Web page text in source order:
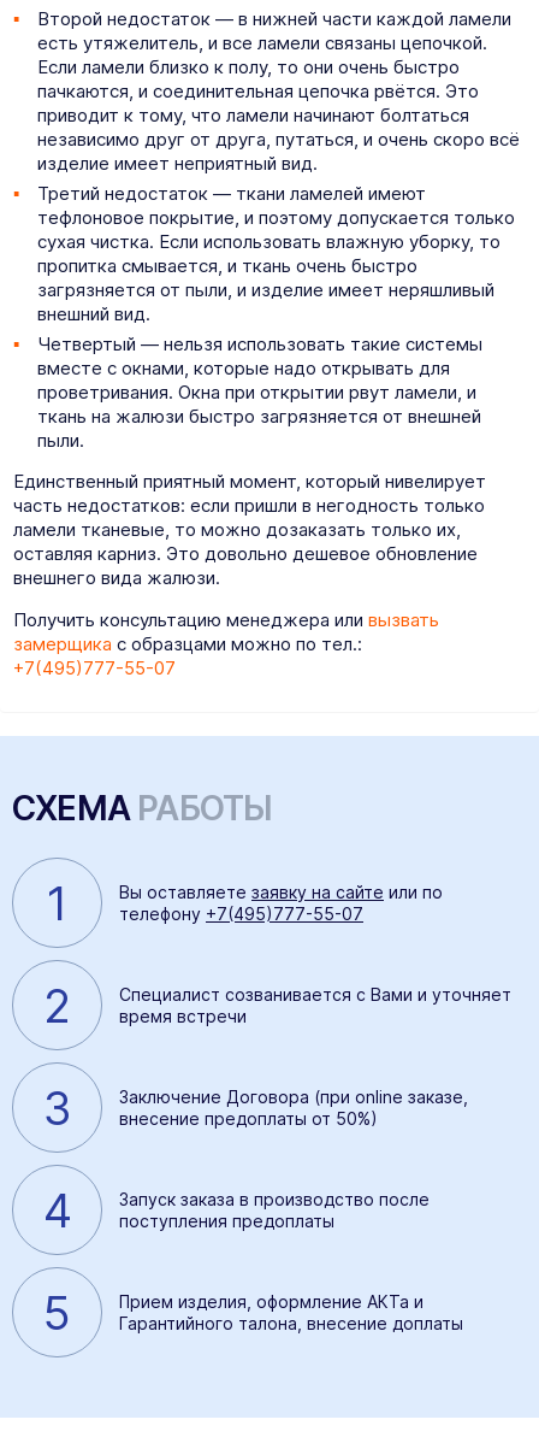
Второй недостаток — в нижней части каждой ламели
есть утяжелитель, и все ламели связаны цепочкой.
Если ламели близко к полу, то они очень быстро
пачкаются, и соединительная цепочка рвётся. Это
приводит к тому, что ламели начинают болтаться
независимо друг от друга, путаться, и очень скоро всё
изделие имеет неприятный вид.
Третий недостаток — ткани ламелей имеют
тефлоновое покрытие, и поэтому допускается только
сухая чистка. Если использовать влажную уборку, то
пропитка смывается, и ткань очень быстро
загрязняется от пыли, и изделие имеет неряшливый
внешний вид.
Четвертый — нельзя использовать такие системы
вместе с окнами, которые надо открывать для
проветривания. Окна при открытии рвут ламели, и
ткань на жалюзи быстро загрязняется от внешней
пыли.
Единственный приятный момент, который нивелирует
часть недостатков: если пришли в негодность только
ламели тканевые, то можно дозаказать только их,
оставляя карниз. Это довольно дешевое обновление
внешнего вида жалюзи.
Получить консультацию менеджера или вызвать
замерщика с образцами можно по тел.:
+7(495)777-55-07
СХЕМАРАБОТЫ
1 Вы оставляете заявку на сайте или по
телефону +7(495)777-55-07
2
Специалист созванивается с Вами и уточняет
время встречи
3
Заключение Договора (при online заказе,
внесение предоплаты от 50%)
4
Запуск заказа в производство после
поступления предоплаты
5
Прием изделия, оформление АКТа и
Гарантийного талона, внесение доплаты